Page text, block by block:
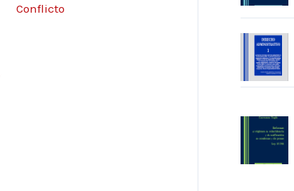
Conflicto